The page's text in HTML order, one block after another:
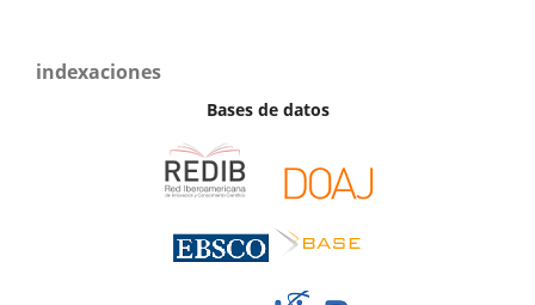
indexaciones
Bases de datos